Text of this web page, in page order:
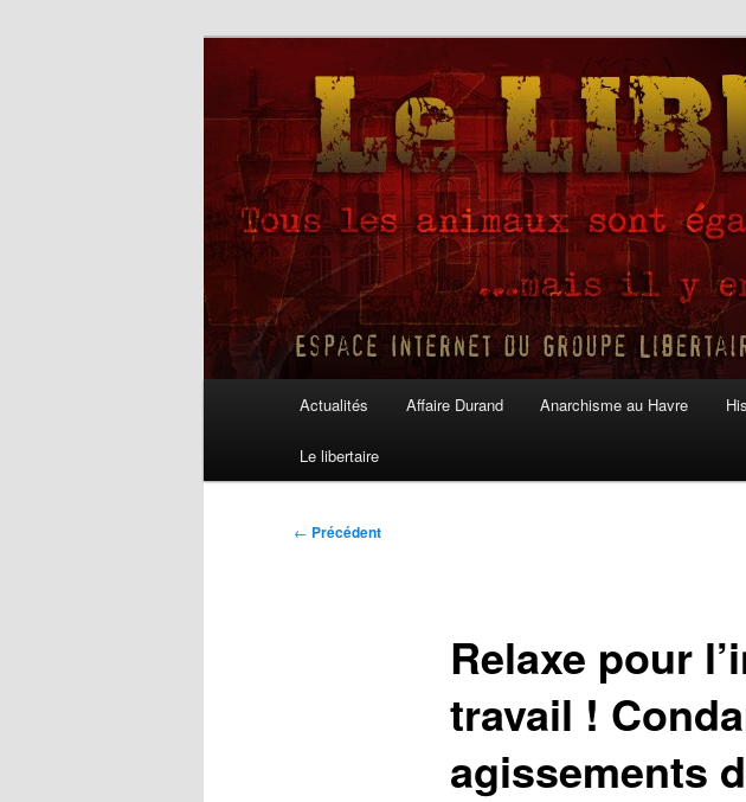
Le Libertaire
Actualités Affaire Durand Anarchisme au Havre
Le libertaire
Navigation
← Précédent
Relaxe pour
travail !
agissements